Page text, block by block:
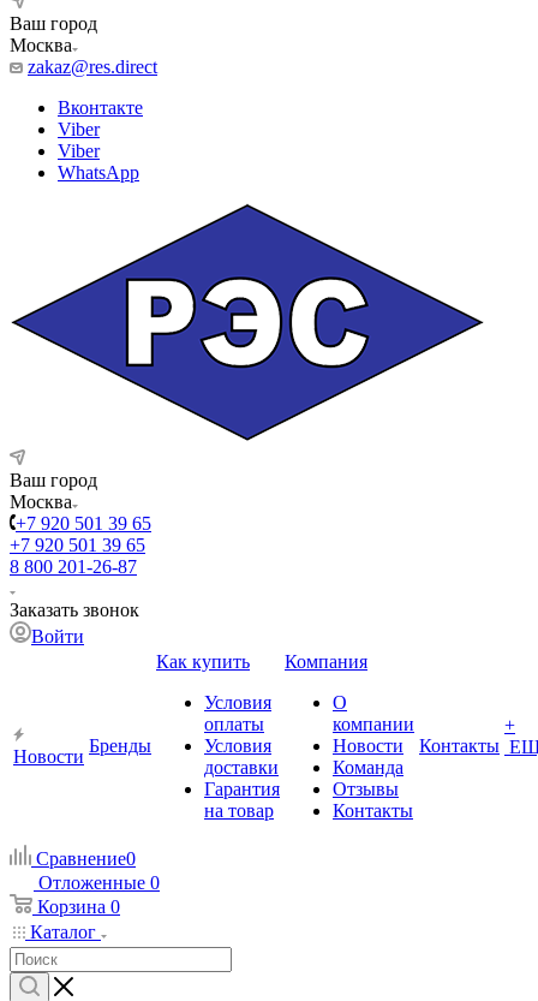
Ваш город
Москва
zakaz@res.direct
Вконтакте
Viber
Viber
WhatsApp
Ваш город
Москва
+7 920 501 39 65
+7 920 501 39 65
8 800 201-26-87
Заказать звонок
Войти
Новости
Бренды
Как купить
Условия
оплаты
Условия
доставки
Гарантия
на товар
Компания
О
компании
Новости
Команда
Отзывы
Контакты
Контакты
+
Сравнение0
Отложенные 0
Корзина 0
Каталог